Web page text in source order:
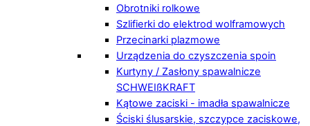
Obrotniki rolkowe
Szlifierki do elektrod wolframowych
Przecinarki plazmowe
Urządzenia do czyszczenia spoin
Kurtyny / Zasłony spawalnicze
SCHWEIßKRAFT
Kątowe zaciski - imadła spawalnicze
Ściski ślusarskie, szczypce zaciskowe,